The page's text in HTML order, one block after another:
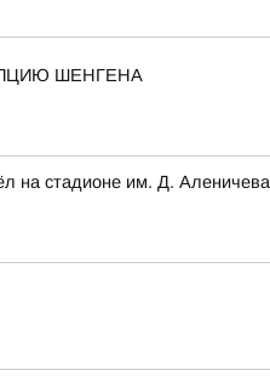
ШЕНГЕНА
на стадионе им. Д. Аленичева